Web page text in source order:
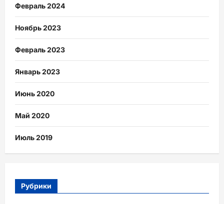
Февраль 2024
Ноябрь 2023
Февраль 2023
Январь 2023
Июнь 2020
Май 2020
Июль 2019
Рубрики